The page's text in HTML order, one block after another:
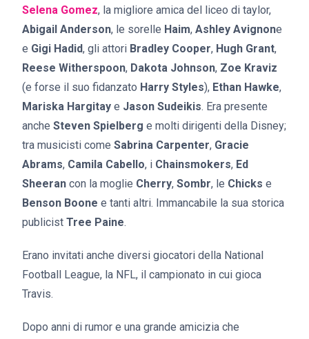
Selena Gomez, la migliore amica del liceo di taylor,
Abigail Anderson, le sorelle Haim, Ashley Avignone
e Gigi Hadid, gli attori Bradley Cooper, Hugh Grant,
Reese Witherspoon, Dakota Johnson, Zoe Kraviz
(e forse il suo fidanzato Harry Styles), Ethan Hawke,
Mariska Hargitay e Jason Sudeikis. Era presente
anche Steven Spielberg e molti dirigenti della Disney;
tra musicisti come Sabrina Carpenter, Gracie
Abrams, Camila Cabello, i Chainsmokers, Ed
Sheeran con la moglie Cherry, Sombr, le Chicks e
Benson Boone e tanti altri. Immancabile la sua storica
publicist Tree Paine.
Erano invitati anche diversi giocatori della National
Football League, la NFL, il campionato in cui gioca
Travis.
Dopo anni di rumor e una grande amicizia che